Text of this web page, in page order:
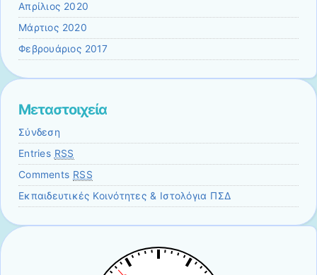
Απρίλιος 2020
Μάρτιος 2020
Φεβρουάριος 2017
Μεταστοιχεία
Σύνδεση
Entries RSS
Comments RSS
Εκπαιδευτικές Κοινότητες & Ιστολόγια ΠΣΔ